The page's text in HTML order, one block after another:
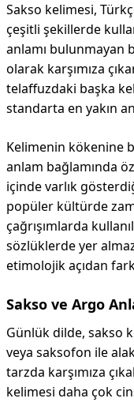
Sakso kelimesi,
çeşitli şekillerde
anlamı bulunmayan
olarak karşımıza
telaffuzdaki başka
standarta en yakın
Kelimenin kökenine
anlam bağlamında
içinde varlık
popüler kültürde
çağrışımlarda
sözlüklerde yer
etimolojik açıdan
Sakso ve Argo
Günlük dilde, sakso
veya saksofon ile
tarzda karşımıza
kelimesi daha çok